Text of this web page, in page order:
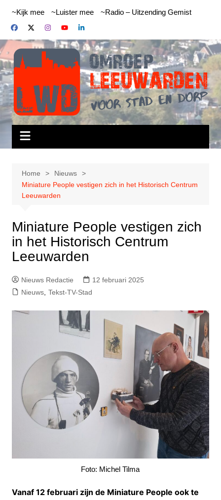
inhoud
~Kijk mee ~Luister mee ~Radio – Uitzending Gemist
Home
Nieuws
Miniature People vestigen zich in het Historisch Centrum
Leeuwarden
Miniature People vestigen zich
in het Historisch Centrum
Leeuwarden
Nieuws Redactie
12 februari 2025
Nieuws, Tekst-TV-Stad
Foto: Michel Tilma
Vanaf 12 februari zijn de Miniature People ook te